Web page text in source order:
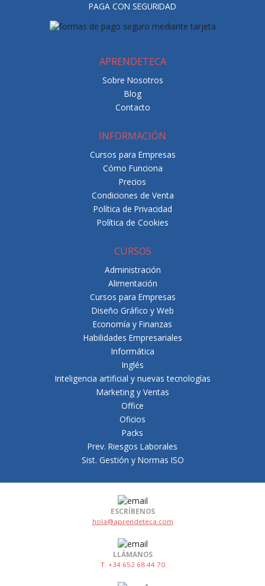
PAGA CON SEGURIDAD
APRENDETECA
Sobre Nosotros
Blog
Contacto
INFORMACIÓN
Cursos para Empresas
Cómo Funciona
Precios
Condiciones de Venta
Política de Privacidad
Política de Cookies
CURSOS
Administración
Alimentación
Cursos para Empresas
Diseño Gráfico y Web
Economía y Finanzas
Habilidades Empresariales
Informática
Inglés
Inteligencia artificial y nuevas tecnologías
Marketing y Ventas
Office
Oficios
Packs
Prev. Riesgos Laborales
Sist. Gestión y Normas ISO
ESCRÍBENOS
hola@aprendeteca.com
LLÁMANOS
T. +34 652 68 44 70